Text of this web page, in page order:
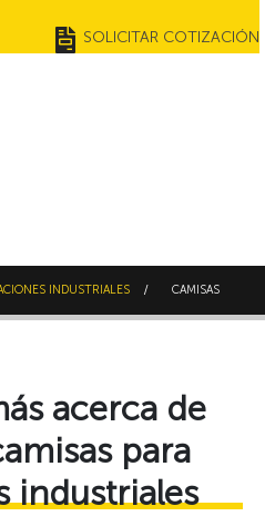
SOLICITAR COTIZACIÓN
INDUSTRIALES CAMISAS
acerca de
para
industriales